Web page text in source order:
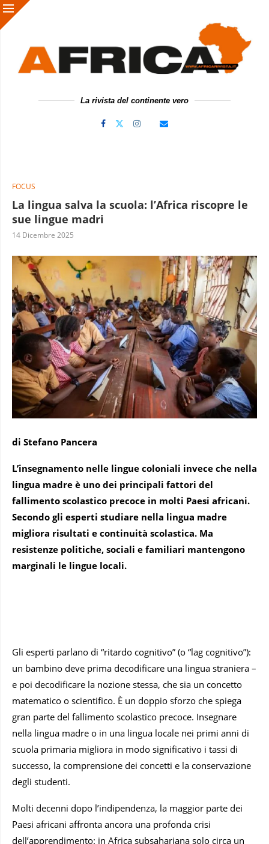
La rivista del continente vero
FOCUS
La lingua salva la scuola: l’Africa riscopre le
sue lingue madri
14 Dicembre 2025
di Stefano Pancera
L’insegnamento nelle lingue coloniali invece che nella
lingua madre è uno dei principali fattori del
fallimento scolastico precoce in molti Paesi africani.
Secondo gli esperti studiare nella lingua madre
migliora risultati e continuità scolastica. Ma
resistenze politiche, sociali e familiari mantengono
marginali le lingue locali.
Gli esperti parlano di “ritardo cognitivo” (o “lag cognitivo”):
un bambino deve prima decodificare una lingua straniera –
e poi decodificare la nozione stessa, che sia un concetto
matematico o scientifico. È un doppio sforzo che spiega
gran parte del fallimento scolastico precoce. Insegnare
nella lingua madre o in una lingua locale nei primi anni di
scuola primaria migliora in modo significativo i tassi di
successo, la comprensione dei concetti e la conservazione
degli studenti.
Molti decenni dopo l’indipendenza, la maggior parte dei
Paesi africani affronta ancora una profonda crisi
dell’apprendimento: in Africa subsahariana solo circa un